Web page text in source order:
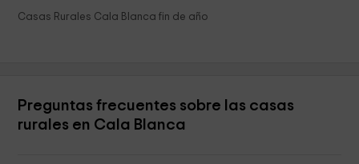
Casas Rurales Cala Blanca fin de año
Preguntas frecuentes sobre las casas
rurales en Cala Blanca